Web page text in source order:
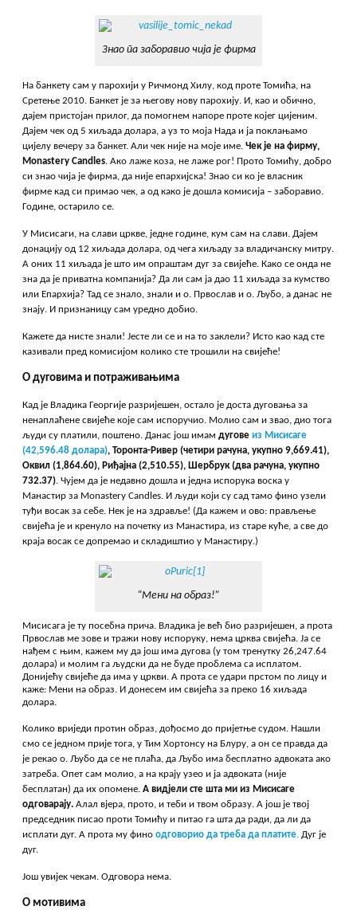
Знао па заборавио чија је фирма
На банкету сам у парохији у Ричмонд Хилу, код проте Томића, на
Сретење 2010. Банкет је за његову нову парохију. И, као и обично,
дајем пристојан прилог, да помогнем напоре проте којег цијеним.
Дајем чек од 5 хиљада долара, а уз то моја Нада и ја поклањамо
цијелу вечеру за банкет. Али чек није на моје име.Чек је на фирму,
Monastery Candles. Ако лаже коза, не лаже рог! Прото Томићу, добро
си знао чија је фирма, да није епархијска! Знао си ко је власник
фирме кад си примао чек, а од како је дошла комисија – заборавио.
Године, остарило се.
У Мисисаги, на слави цркве, једне године, кум сам на слави. Дајем
донацију од 12 хиљада долара, од чега хиљаду за владичанску митру.
А оних 11 хиљада је што им опраштам дуг за свијеће. Како се онда не
зна да је приватна компанија? Да ли сам ја дао 11 хиљада за кумство
или Епархија? Тад се знало, знали и о. Првослав и о. Љубо, а данас не
знају. И признаницу сам уредно добио.
Кажете да нисте знали! Јесте ли се и на то заклели? Исто као кад сте
казивали пред комисијом колико сте трошили на свијеће!
О дуговима и потраживањима
Кад је Владика Георгије разријешен, остало је доста дуговања за
ненаплаћене свијеће које сам испоручио. Молио сам и звао, дио тога
људи су платили, поштено. Данас још имамдуговеиз Мисисаге
(42,596.48 долара), Торонта-Ривер (четири рачуна, укупно 9,669.41),
Оквил (1,864.60), Риђајна (2,510.55), Шербрук (два рачуна, укупно
732.37). Чујем да је недавно дошла и једна испорука воска у
Манастир за Monastery Candles. И људи који су сад тамо фино узели
туђи восак за себе. Нек је на здравље! (Да кажем и ово: прављење
свијећа је и кренуло на почетку из Манастира, из старе куће, а све до
краја восак се допремао и складиштио у Манастиру.)
“Мени на образ!”
Мисисага је ту посебна прича. Владика је већ био разријешен, а прота
Првослав ме зове и тражи нову испоруку, нема црква свијећа. Ја се
нађем с њим, кажем му да још има дугова (у том тренутку 26,247.64
долара) и молим га људски да не буде проблема са исплатом.
Донијећу свијеће да има у цркви. А прота се удари прстом по лицу и
каже: Мени на образ. И донесем им свијећа за преко 16 хиљада
долара.
Колико вриједи протин образ, дођосмо до пријетње судом. Нашли
смо се једном прије тога, у Тим Хортонсу на Блуру, а он се правда да
је рекао о. Љубо да се не плаћа, да Љубо има бесплатно адвоката ако
затреба. Опет сам молио, а на крају узео и ја адвоката (није
бесплатан) да их опомене.А видјели сте шта ми из Мисисаге
одговарају. Алал вјера, прото, и теби и твом образу. А још је твој
председник писао проти Томићу и питао га шта да ради, да ли да
исплати дуг. А прота му финоодговорио да треба да платите. Дуг је
дуг.
Још увијек чекам. Одговора нема.
О мотивима